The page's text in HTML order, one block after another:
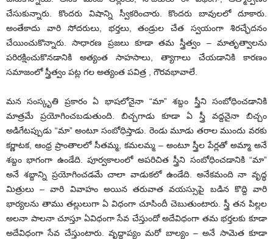
చేసుకున్నారు. కొంద‌రు విషాన్ని స్వీక‌రించారు. కొంద‌రు బావుల‌లో దూకారు.
అంతేకాదు వారి సోద‌రులు, భ‌ర్త‌లు, తండ్రుల చేత స్వ‌యంగా శిర‌చ్ఛేద‌నం
చేయించుకొన్నారు. సాధార‌ణ ప్ర‌జ‌లు కూడా త‌మ స్త్రీత్వం – మాతృత్వాల‌ను
ప‌రిర‌క్షించుకొన‌డానికి అత్యంత సాహ‌సాలు, త్యాగాలు చేయ‌డానికి కార‌ణం
స‌మాజంలో స్త్రీత్వం ప‌ట్ల గ‌ల అత్యంత ప‌విత్ర , గౌర‌వ‌భావాలే.
మ‌న సంస్కృతి ప్ర‌కారం ఏ భాష‌లోనైనా “మా” శ‌బ్దం స్త్రీని సంబోధించ‌డానికి
మాత్ర‌మే ప్ర‌యోగించ‌బ‌డుతుంది. బిచ్చ‌గాడు కూడా ఏ స్త్రీ వ‌ద్ద‌నైనా బిచ్చం
అడిగేట‌ప్పుడు “మా” అంటూ సంబోధిస్తాడు. రెండు మూడు త‌రాల ముందు వ‌ర‌కు
క‌ర్ణాట‌క‌, ఆంధ్ర ప్రాంతాల‌లో సీత‌మ్మ‌, క‌మ‌ల‌మ్మ – అంటూ స్త్రీల పేర్ల‌తో అమ్మా అనే
శ‌బ్దం భాగంగా ఉండేది. పూర్వ‌కాలంలో అప‌రిచిత స్త్రీని సంబోధించ‌డానికి “మా”
అనే శ‌బ్దాన్ని ప్ర‌యోగించ‌డ‌మే చాలా వాడుక‌లో ఉండేది. అనేక‌మంది నా వృద్ధ
మిత్రులు – వారి వివాహం అయిన త‌రువాత వ‌య‌స్సుపై బ‌డిన కొద్ది వారి
భార్య‌ల‌ను తాము త‌ల్లులుగా ఏ విధంగా చూసిందీ చెబుతుంటారు. స్త్రీ త‌న పిల్ల‌ల
అల‌నా పాల‌నా చూస్తూ ఏవిధంగా సేవ చేస్తుందో అదేవిధంగా త‌మ భ‌ర్త‌ల‌కు కూడా
అదేవిధంగా సేవ చేస్తుంటారు. వృద్దాప్యం మ‌రో బాల్యం – అనే సామెత కూడా